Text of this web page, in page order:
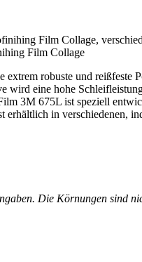
Film Collage
robuste und reißfeste
eine hohe
3M 675L ist speziell
in verschiedenen,
Die Körnungen sind